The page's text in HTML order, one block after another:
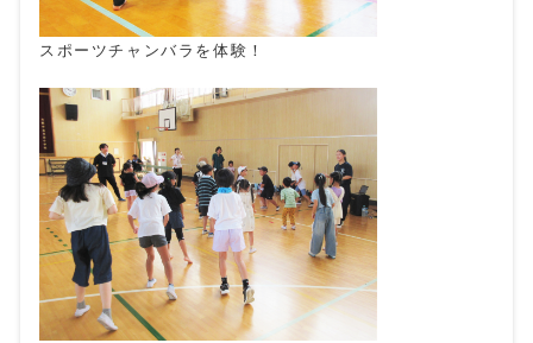
スポーツチャンバラを体験！